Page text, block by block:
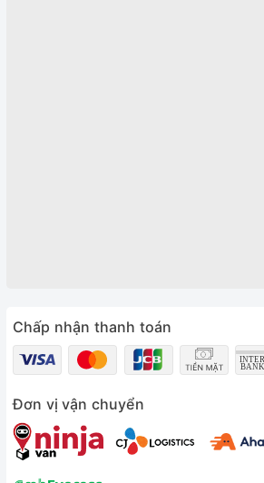
Chấp nhận thanh toán
Đơn vị vận chuyển